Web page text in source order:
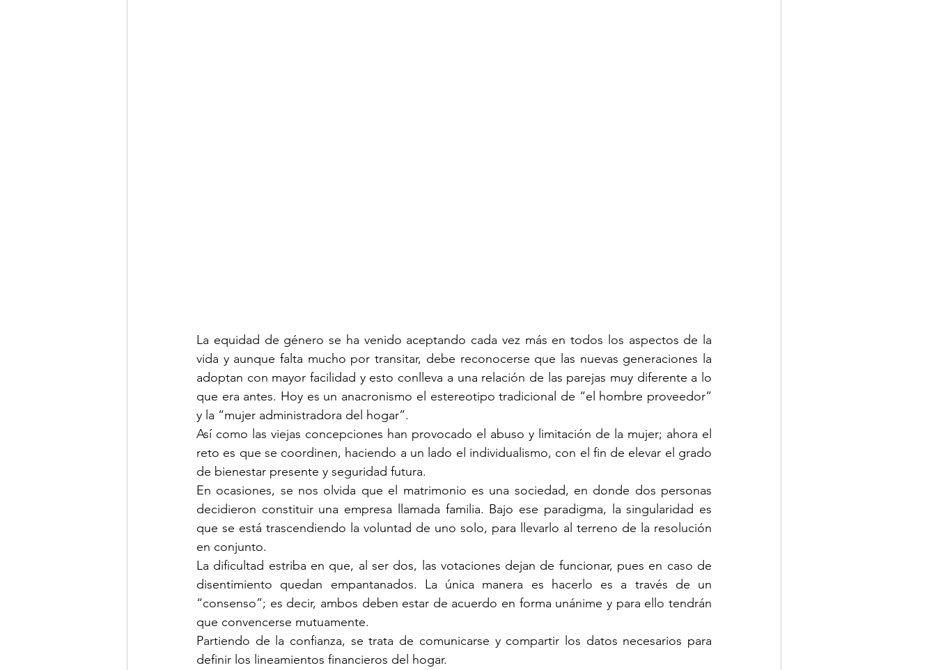
La equidad de género se ha venido aceptando cada vez más en todos los aspectos de la
vida y aunque falta mucho por transitar, debe reconocerse que las nuevas generaciones la
adoptan con mayor facilidad y esto conlleva a una relación de las parejas muy diferente a lo
que era antes. Hoy es un anacronismo el estereotipo tradicional de “el hombre proveedor”
y la “mujer administradora del hogar”.
Así como las viejas concepciones han provocado el abuso y limitación de la mujer; ahora el
reto es que se coordinen, haciendo a un lado el individualismo, con el fin de elevar el grado
de bienestar presente y seguridad futura.
En ocasiones, se nos olvida que el matrimonio es una sociedad, en donde dos personas
decidieron constituir una empresa llamada familia. Bajo ese paradigma, la singularidad es
que se está trascendiendo la voluntad de uno solo, para llevarlo al terreno de la resolución
en conjunto.
La dificultad estriba en que, al ser dos, las votaciones dejan de funcionar, pues en caso de
disentimiento quedan empantanados. La única manera es hacerlo es a través de un
“consenso”; es decir, ambos deben estar de acuerdo en forma unánime y para ello tendrán
que convencerse mutuamente.
Partiendo de la confianza, se trata de comunicarse y compartir los datos necesarios para
definir los lineamientos financieros del hogar.